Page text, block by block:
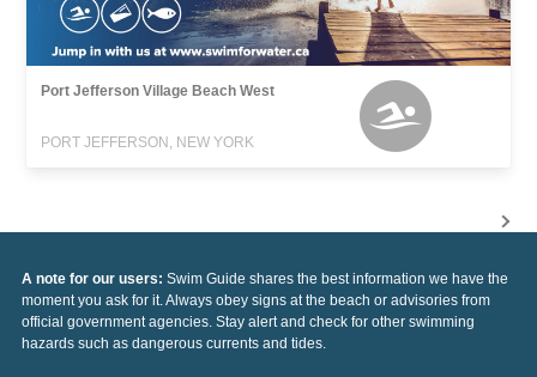
Port Jefferson Village Beach West
PORT JEFFERSON, NEW YORK
A note for our users: Swim Guide shares the best information we have the
moment you ask for it. Always obey signs at the beach or advisories from
official government agencies. Stay alert and check for other swimming
hazards such as dangerous currents and tides.